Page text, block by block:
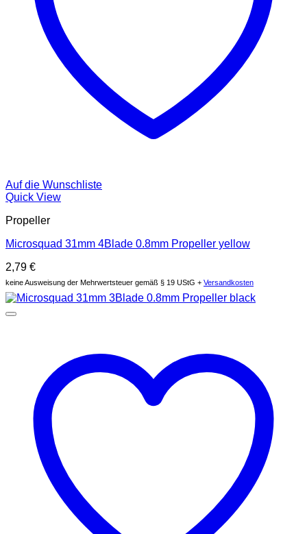
Auf die Wunschliste
Quick View
Propeller
Microsquad 31mm 4Blade 0.8mm Propeller yellow
2,79 €
keine Ausweisung der Mehrwertsteuer gemäß § 19 UStG + Versandkosten